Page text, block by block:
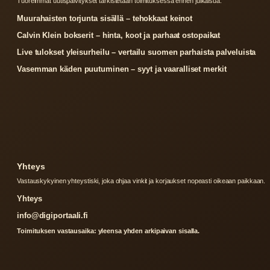
Muurahaisten torjunta sisällä – tehokkaat keinot
Calvin Klein bokserit – hinta, koot ja parhaat ostopaikat
Live tulokset yleisurheilu – vertailu suomen parhaista palveluista
Vasemman käden puutuminen – syyt ja vaaralliset merkit
Yhteys
Vastauskykyinen yhteystiski, joka ohjaa vinkit ja korjaukset nopeasti oikeaan paikkaan.
Yhteys
info@digiportaali.fi
Toimituksen vastausaika: yleensa yhden arkipaivan sisalla.